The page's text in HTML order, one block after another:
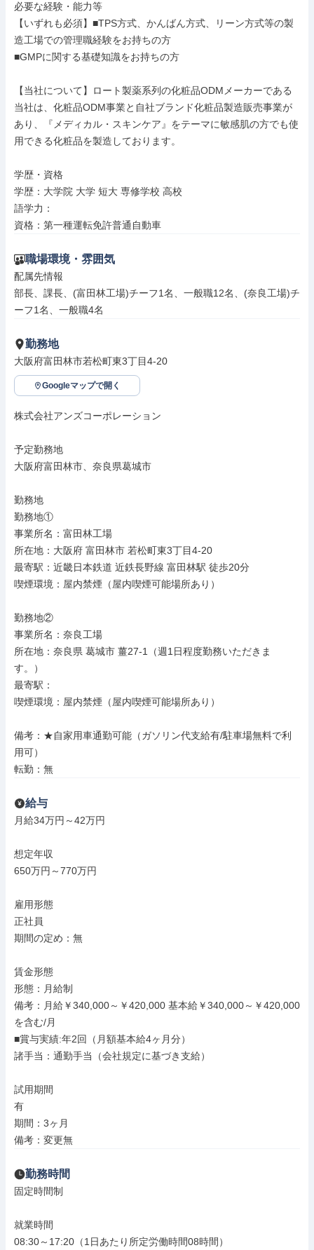
必要な経験・能力等
【いずれも必須】■TPS方式、かんばん方式、リーン方式等の製
造工場での管理職経験をお持ちの方
■GMPに関する基礎知識をお持ちの方
【当社について】ロート製薬系列の化粧品ODMメーカーである
当社は、化粧品ODM事業と自社ブランド化粧品製造販売事業が
あり、『メディカル・スキンケア』をテーマに敏感肌の方でも使
用できる化粧品を製造しております。
学歴・資格
学歴：大学院 大学 短大 専修学校 高校
語学力：
資格：第一種運転免許普通自動車
職場環境・雰囲気
配属先情報
部長、課長、(富田林工場)チーフ1名、一般職12名、(奈良工場)チ
ーフ1名、一般職4名
勤務地
大阪府富田林市若松町東3丁目4-20
Googleマップで開く
株式会社アンズコーポレーション
予定勤務地
大阪府富田林市、奈良県葛城市
勤務地
勤務地①
事業所名：富田林工場
所在地：大阪府 富田林市 若松町東3丁目4-20
最寄駅：近畿日本鉄道 近鉄長野線 富田林駅 徒歩20分
喫煙環境：屋内禁煙（屋内喫煙可能場所あり）
勤務地②
事業所名：奈良工場
所在地：奈良県 葛城市 薑27-1（週1日程度勤務いただきま
す。）
最寄駅：
喫煙環境：屋内禁煙（屋内喫煙可能場所あり）
備考：★自家用車通勤可能（ガソリン代支給有/駐車場無料で利
用可）
転勤：無
給与
月給34万円～42万円
想定年収
650万円～770万円
雇用形態
正社員
期間の定め：無
賃金形態
形態：月給制
備考：月給￥340,000～￥420,000 基本給￥340,000～￥420,000
を含む/月
■賞与実績:年2回（月額基本給4ヶ月分）
諸手当：通勤手当（会社規定に基づき支給）
試用期間
有
期間：3ヶ月
備考：変更無
勤務時間
固定時間制
就業時間
08:30～17:20（1日あたり所定労働時間08時間）